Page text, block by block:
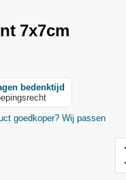
7x7cm
bedenktijd
goedkoper? Wij passen